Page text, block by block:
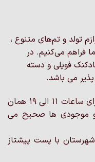
تولد و تم‌های متنوع ،
فراهم می‌کنیم. در
فویلی و دسته
پذیر می باشد.
اگر داخل تهران هستین ، می توانید برای ساعات 11 الی 19 همان
و موجودی ها صحیح می
با پست پیشتاز